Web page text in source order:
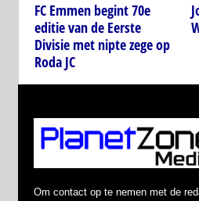
FC Emmen begint 70e
editie van de Eerste
Divisie met nipte zege op
Roda JC
Om contact op te nemen met de